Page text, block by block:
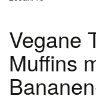
Vegane
Muffins